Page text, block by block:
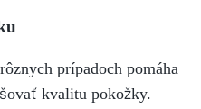
prípadoch pomáha
kvalitu pokožky.